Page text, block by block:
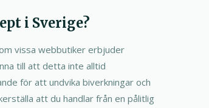
i Sverige?
vissa webbutiker erbjuder
till att detta inte alltid
för att undvika biverkningar och
att du handlar från en pålitlig